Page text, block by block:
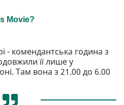
- комендантська година з
її лише у
Там вона з 21.00 до 6.00